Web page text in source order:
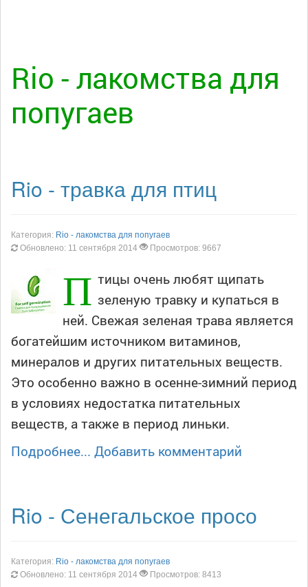
Rio - лакомства для
попугаев
Rio - травка для птиц
Категория: Rio - лакомства для попугаев
Обновлено: 11 сентября 2014
Просмотров: 9667
П тицы очень любят щипать
зеленую травку и купаться в
ней. Свежая зеленая трава является
богатейшим источником витаминов,
минералов и других питательных веществ.
Это особенно важно в осенне-зимний период
в условиях недостатка питательных
веществ, а также в период линьки.
Подробнее... Добавить комментарий
Rio - Сенегальское просо
Категория: Rio - лакомства для попугаев
Обновлено: 11 сентября 2014
Просмотров: 8413